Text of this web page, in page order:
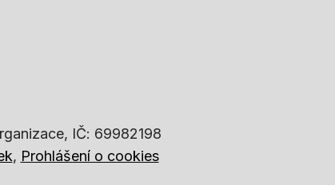
IČ: 69982198
Prohlášení o cookies